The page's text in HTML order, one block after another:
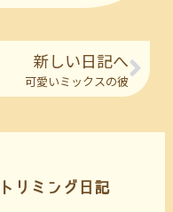
新しい日記へ
可愛いミックスの彼
リミング日記